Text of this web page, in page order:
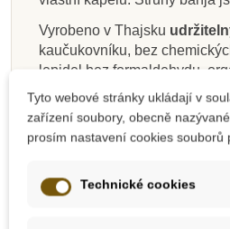
Přidat do košíku
Zobrazit detail
Přidat do košíku
Přidat do košíku
Vyrobeno v Thajsku
kaučukovníku, bez
lepidel bez formaldehydu,
barvivy na vodní bázi.
Rozměry: 31,8 cm x 16,2 cm
Objevte svět pravých
Tyto webové stránky ukládají v
zařízení soubory, obecně
prosím nastavení cookies souborů
Technické cookies